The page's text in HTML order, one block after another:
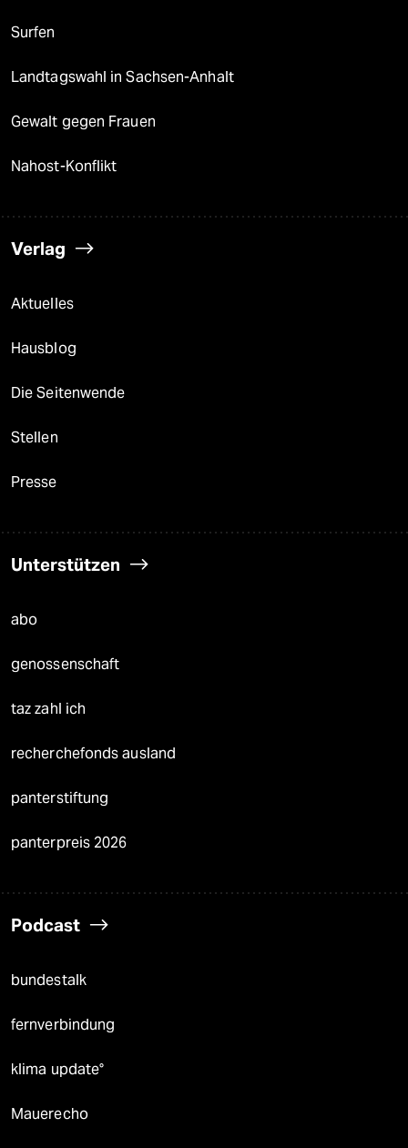
Surfen
Landtagswahl in Sachsen-Anhalt
Gewalt gegen Frauen
Nahost-Konflikt
Verlag
Aktuelles
Hausblog
Die Seitenwende
Stellen
Presse
Unterstützen
abo
genossenschaft
taz zahl ich
recherchefonds ausland
panterstiftung
panterpreis 2026
Podcast
bundestalk
fernverbindung
klima update°
Mauerecho